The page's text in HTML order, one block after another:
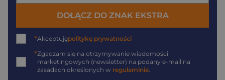
DOŁĄCZ DO ZNAK EKSTRA
*Akceptujępolitykę prywatności
*Zgadzam się na otrzymywanie wiadomości
marketingowych (newsletter) na podany e-mail na
zasadach określonych w regulaminie.